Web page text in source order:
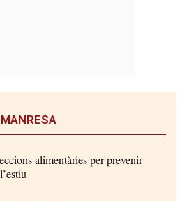
alimentàries per prevenir